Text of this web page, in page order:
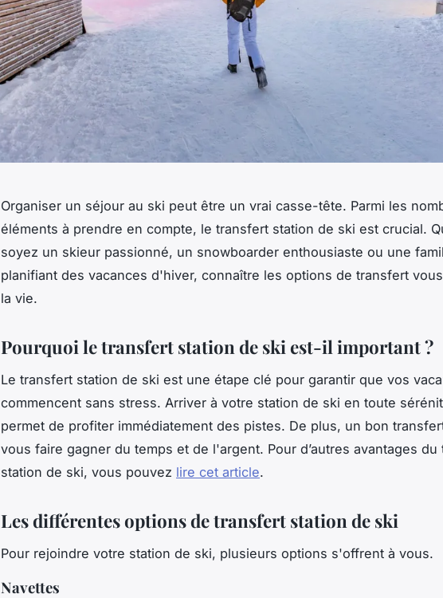
Organiser un séjour au ski peut être un vrai casse-tête. Parmi les
éléments à prendre en compte, le transfert station de ski est crucial.
soyez un skieur passionné, un snowboarder enthousiaste ou une
planifiant des vacances d'hiver, connaître les options de transfert
la vie.
Pourquoi le transfert station de ski est-il important ?
Le transfert station de ski est une étape clé pour garantir que vos
commencent sans stress. Arriver à votre station de ski en toute
permet de profiter immédiatement des pistes. De plus, un bon
vous faire gagner du temps et de l'argent. Pour d’autres avantages du
station de ski, vous pouvez lire cet article.
Les différentes options de transfert station de ski
Pour rejoindre votre station de ski, plusieurs options s'offrent à vous.
Navettes